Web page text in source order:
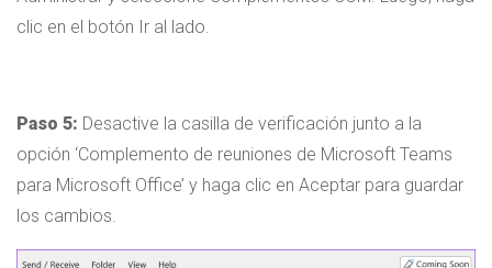
clic en el botón Ir al lado.
Paso 5: Desactive la casilla de verificación junto a la
opción ‘Complemento de reuniones de Microsoft Teams
para Microsoft Office’ y haga clic en Aceptar para guardar
los cambios.